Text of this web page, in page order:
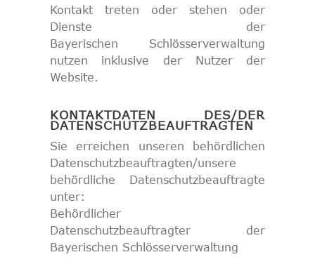
Kontakt treten oder stehen oder
Dienste der
Bayerischen Schlösserverwaltung
nutzen inklusive der Nutzer der
Website.
KONTAKTDATEN DES/DER
DATENSCHUTZBEAUFTRAGTEN
Sie erreichen unseren behördlichen
Datenschutzbeauftragten/unsere
behördliche Datenschutzbeauftragte
unter:
Behördlicher
Datenschutzbeauftragter der
Bayerischen Schlösserverwaltung